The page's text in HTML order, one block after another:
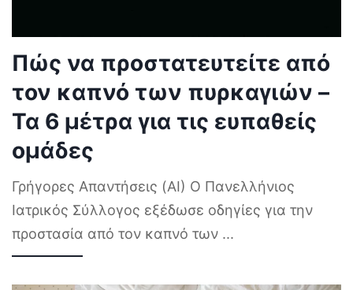
Πώς να προστατευτείτε από
τον καπνό των πυρκαγιών –
Τα 6 μέτρα για τις ευπαθείς
ομάδες
Γρήγορες Απαντήσεις (AI) Ο Πανελλήνιος
Ιατρικός Σύλλογος εξέδωσε οδηγίες για την
προστασία από τον καπνό των ...